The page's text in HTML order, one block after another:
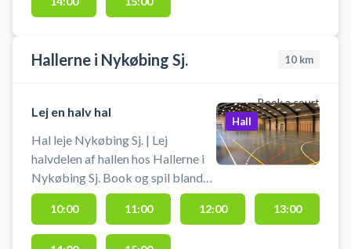
centrum af Odsherred.
Hallerne i Nykøbing Sj. 10 km
Book a court
Lej en halv hal
Hal leje Nykøbing Sj. | Lej
halvdelen af hallen hos Hallerne i
Nykøbing Sj. Book og spil blandt
badminton eller pickleball eller en
anden form for boldspil i den ene
halvdel af hallen.
Hall
10:00 11:00 12:00 13:00